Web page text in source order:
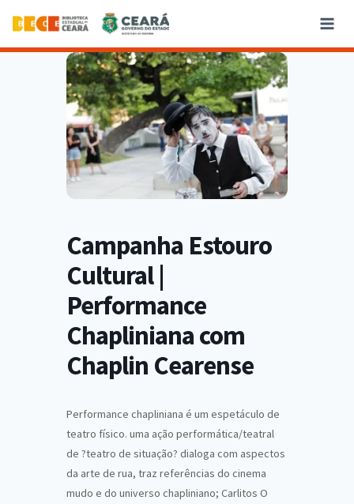
Campanha Estouro
Cultural |
Performance
Chapliniana com
Chaplin Cearense
Performance chapliniana é um espetáculo de
teatro físico. uma ação performática/teatral
de ?teatro de situação? dialoga com aspectos
da arte de rua, traz referências do cinema
mudo e do universo chapliniano; Carlitos O